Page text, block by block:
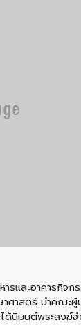
ละอาคารกิจ
สตร์ นำคณะผู้
ด้นิมนต์พระสง